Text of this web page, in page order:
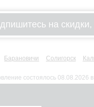
на скидки,
Барановичи Солигорск
состоялось 08.08.2026